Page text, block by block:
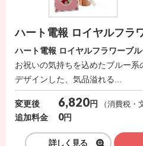
サ
ー
ス
ハ
ー
電
ハート電報 ロイヤルフラ
ハート電報 ロイヤルフラワーブ
お祝いの気持ちを込めたブルー
デザインした、気品溢れる...
変更後 6,820円
（消費税・
追加料金
0円
詳しく見る